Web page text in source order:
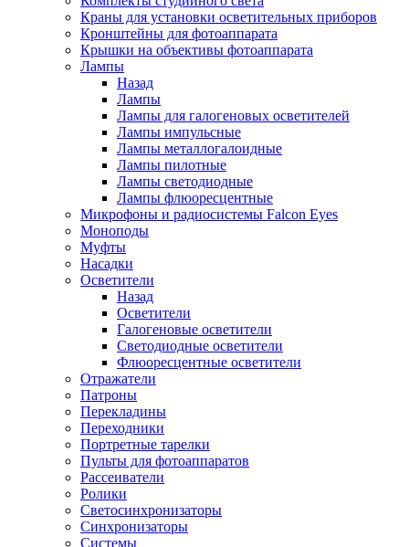
Краны для установки осветительных приборов
Кронштейны для фотоаппарата
Крышки на объективы фотоаппарата
Лампы
Назад
Лампы
Лампы для галогеновых осветителей
Лампы импульсные
Лампы металлогалоидные
Лампы пилотные
Лампы светодиодные
Лампы флюоресцентные
Микрофоны и радиосистемы Falcon Eyes
Моноподы
Муфты
Насадки
Осветители
Назад
Осветители
Галогеновые осветители
Светодиодные осветители
Флюоресцентные осветители
Отражатели
Патроны
Перекладины
Переходники
Портретные тарелки
Пульты для фотоаппаратов
Рассеиватели
Ролики
Светосинхронизаторы
Синхронизаторы
Системы